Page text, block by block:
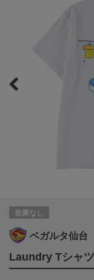
在庫なし
ベガルタ仙台
Laundry Tシャツ